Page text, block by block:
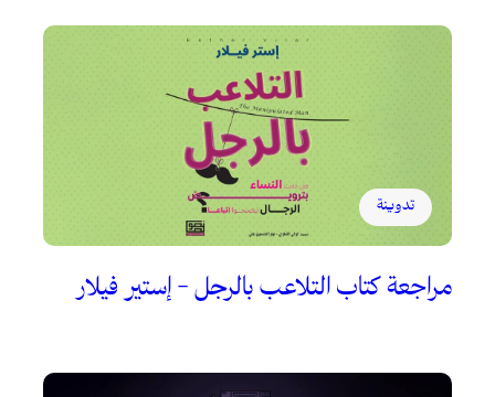
تدوينة
مراجعة كتاب التلاعب بالرجل – إستير فيلار